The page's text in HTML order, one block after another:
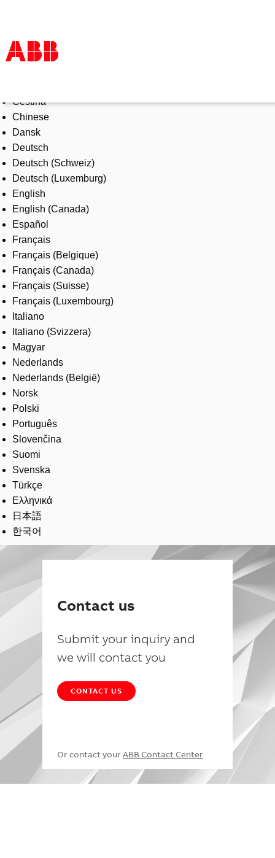
Products & Solutions
Industries
Services
About us
Where to buy
Contact us
Careers
Čeština
Chinese
Dansk
Deutsch
Deutsch (Schweiz)
Deutsch (Luxemburg)
English
English (Canada)
Español
Français
Français (Belgique)
Français (Canada)
Français (Suisse)
Français (Luxembourg)
Italiano
Italiano (Svizzera)
Magyar
Nederlands
Nederlands (België)
Norsk
Polski
Português
Slovenčina
Suomi
Svenska
Türkçe
Ελληνικά
日本語
한국어
Contact us
Submit your inquiry and
we will contact you
CONTACT US
Or contact your ABB Contact Center